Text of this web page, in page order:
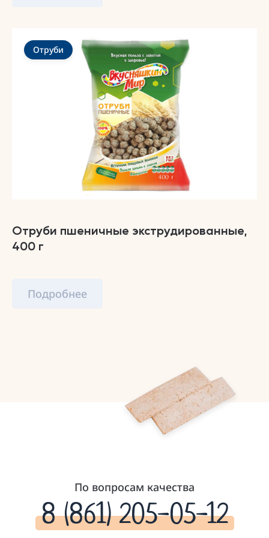
Отруби
Отруби пшеничные экструдированные,
400 г
Подробнее
По вопросам качества
8 (861) 205-05-12